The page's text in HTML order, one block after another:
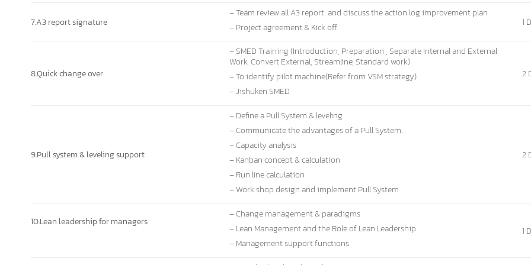
7.A3 report signature
– Team review all A3 report and discuss the action log improvement plan
– Project agreement & Kick off
1
8.Quick change over
– SMED Training (Introduction, Preparation , Separate Internal and External
Work, Convert External, Streamline, Standard work)
– To identify pilot machine(Refer from VSM strategy)
– Jishuken SMED
2
9.Pull system & leveling support
– Define a Pull System & leveling
– Communicate the advantages of a Pull System.
– Capacity analysis
– Kanban concept & calculation
– Run line calculation
– Work shop design and implement Pull System
2
10.Lean leadership for managers
– Change management & paradigms
– Lean Management and the Role of Lean Leadership
– Management support functions
1